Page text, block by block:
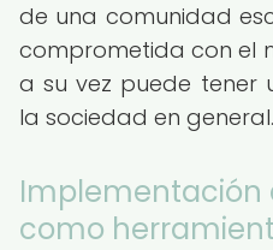
de una comunidad
comprometida con el
a su vez puede tener
la sociedad en general.
Implementación
como